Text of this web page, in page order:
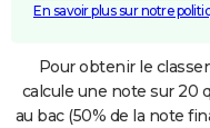
En savoir plus sur notre
Pour obtenir le
calcule une note sur 20
au bac (50% de la note